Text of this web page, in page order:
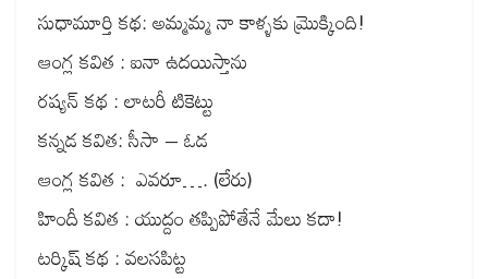
సుధామూర్తి కథ: అమ్మమ్మ నా కాళ్ళకు మ్రొక్కింది!
ఆంగ్ల కవిత : ఐనా ఉదయిస్తాను
రష్యన్ కథ : లాటరీ టికెట్టు
కన్నడ కవిత: సీసా – ఓడ
ఆంగ్ల కవిత : ఎవరూ…. (లేరు)
హిందీ కవిత : యుద్దం తప్పిపోతేనే మేలు కదా!
టర్కిష్ కథ : వలసపిట్ట